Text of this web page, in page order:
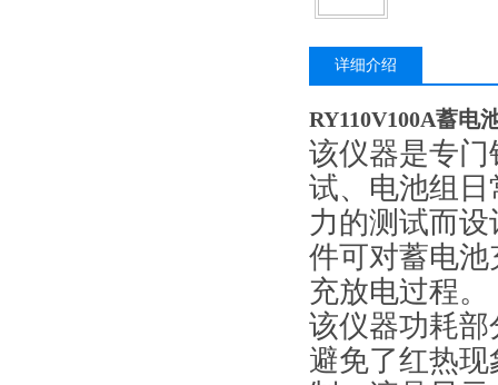
详细介绍
RY110V100A蓄电
该仪器是专
试、电池组
力的测试而
件可对蓄电
充放电过程。
该仪器功耗
避免了红热